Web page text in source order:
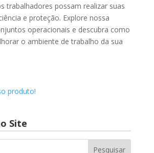
trabalhadores possam realizar suas
e proteção. Explore nossa
operacionais e descubra como
o ambiente de trabalho da sua
produto!
Site